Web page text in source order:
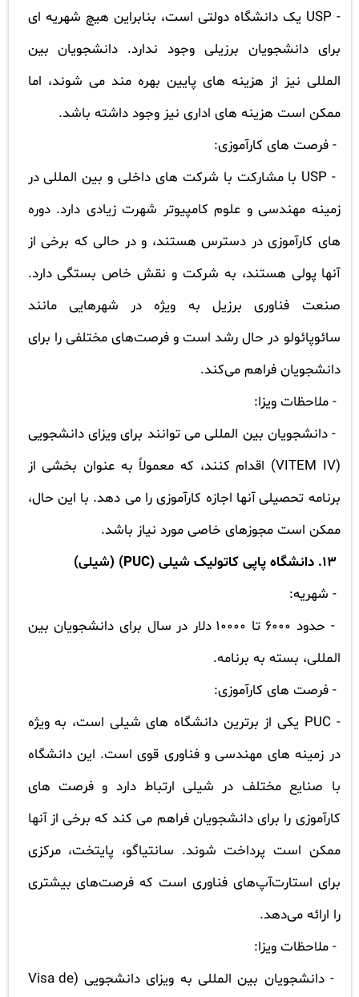
-
USP یک دانشگاه دولتی است، بنابراین هیچ شهریه ای
برای دانشجویان برزیلی وجود ندارد. دانشجویان بین
المللی نیز از هزینه های پایین بهره مند می شوند، اما
ممکن است هزینه های اداری نیز وجود داشته باشد.
- فرصت های کارآموزی:
-
USP با مشارکت با شرکت های داخلی و بین المللی در
زمینه مهندسی و علوم کامپیوتر شهرت زیادی دارد. دوره
های کارآموزی در دسترس هستند، و در حالی که برخی از
آنها پولی هستند، به شرکت و نقش خاص بستگی دارد.
صنعت فناوری برزیل به ویژه در شهرهایی مانند
سائوپائولو در حال رشد است و فرصت‌های مختلفی را برای
دانشجویان فراهم می‌کند.
- ملاحظات ویزا:
- دانشجویان بین المللی می توانند برای ویزای دانشجویی
(
VITEM IV) اقدام کنند، که معمولاً به عنوان بخشی از
برنامه تحصیلی آنها اجازه کارآموزی را می دهد. با این حال،
ممکن است مجوزهای خاصی مورد نیاز باشد.
13. دانشگاه پاپی کاتولیک شیلی (
PUC) (شیلی)
- شهریه:
- حدود 6000 تا 10000 دلار در سال برای دانشجویان بین
المللی، بسته به برنامه.
- فرصت های کارآموزی:
-
PUC یکی از برترین دانشگاه های شیلی است، به ویژه
در زمینه های مهندسی و فناوری قوی است. این دانشگاه
با صنایع مختلف در شیلی ارتباط دارد و فرصت های
کارآموزی را برای دانشجویان فراهم می کند که برخی از آنها
ممکن است پرداخت شوند. سانتیاگو، پایتخت، مرکزی
برای استارت‌آپ‌های فناوری است که فرصت‌های بیشتری
را ارائه می‌دهد.
- ملاحظات ویزا:
- دانشجویان بین المللی به ویزای دانشجویی (Visa de